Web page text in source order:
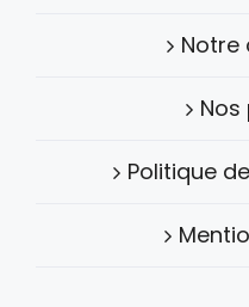
Notre
Politique